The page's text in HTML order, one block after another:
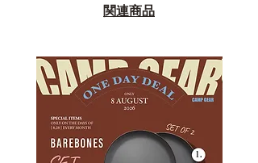
関連商品